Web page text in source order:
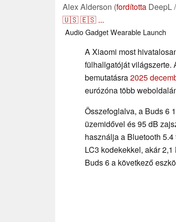
Alex Alderson (fordította DeepL
🇺🇸🇪🇸 ...
AudioGadgetWearable Launch
A Xiaomi most
fülhallgatóját világszerte.
bemutatásra2025
eurózóna több
Összefoglalva, a Buds 6
üzemidővel és 95 dB
használja a Bluetooth
LC3 kodekekkel, akár
Buds 6 a következő